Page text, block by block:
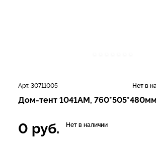
Арт. 30711005 Нет в
Дом-тент 1041AM, 760*505*480мм
0 руб. Нет в наличии